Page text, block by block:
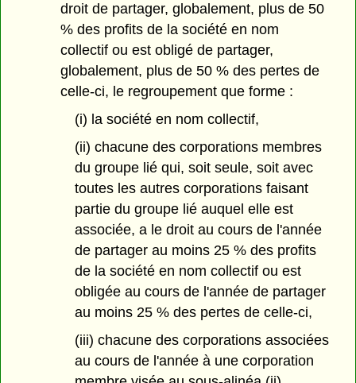
droit de partager, globalement, plus de 50
% des profits de la société en nom
collectif ou est obligé de partager,
globalement, plus de 50 % des pertes de
celle-ci, le regroupement que forme :
(i) la société en nom collectif,
(ii) chacune des corporations membres
du groupe lié qui, soit seule, soit avec
toutes les autres corporations faisant
partie du groupe lié auquel elle est
associée, a le droit au cours de l'année
de partager au moins 25 % des profits
de la société en nom collectif ou est
obligée au cours de l'année de partager
au moins 25 % des pertes de celle-ci,
(iii) chacune des corporations associées
au cours de l'année à une corporation